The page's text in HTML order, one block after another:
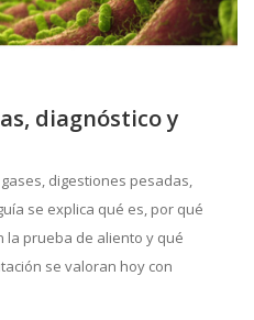
diagnóstico y
digestiones pesadas,
se explica qué es, por qué
la prueba de aliento y qué
se valoran hoy con